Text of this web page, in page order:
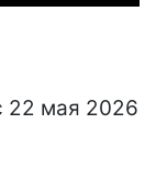
22 мая 2026